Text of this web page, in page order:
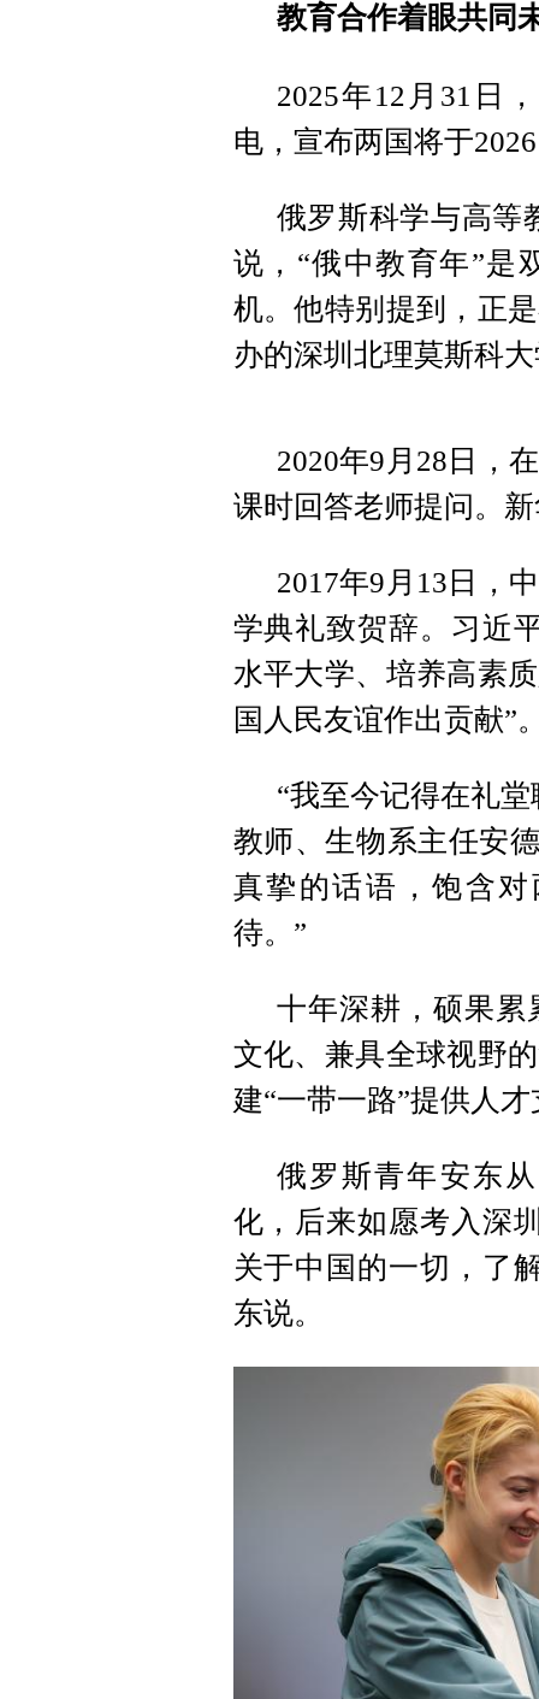
教育合作着眼共同
2025年12月31日
电，宣布两国将于
俄罗斯科学与高等
说，“俄中教育年”是
机。他特别提到，正
办的深圳北理莫斯科
2020年9月28日，
课时回答老师提问。
2017年9月13日，
学典礼致贺辞。习近
水平大学、培养高素
国人民友谊作出贡献”
“我至今记得在礼
教师、生物系主任安
真挚的话语，饱含
待。”
十年深耕，硕果累
文化、兼具全球视野
建“一带一路”提供人
俄罗斯青年安东
化，后来如愿考入深
关于中国的一切，了
东说。